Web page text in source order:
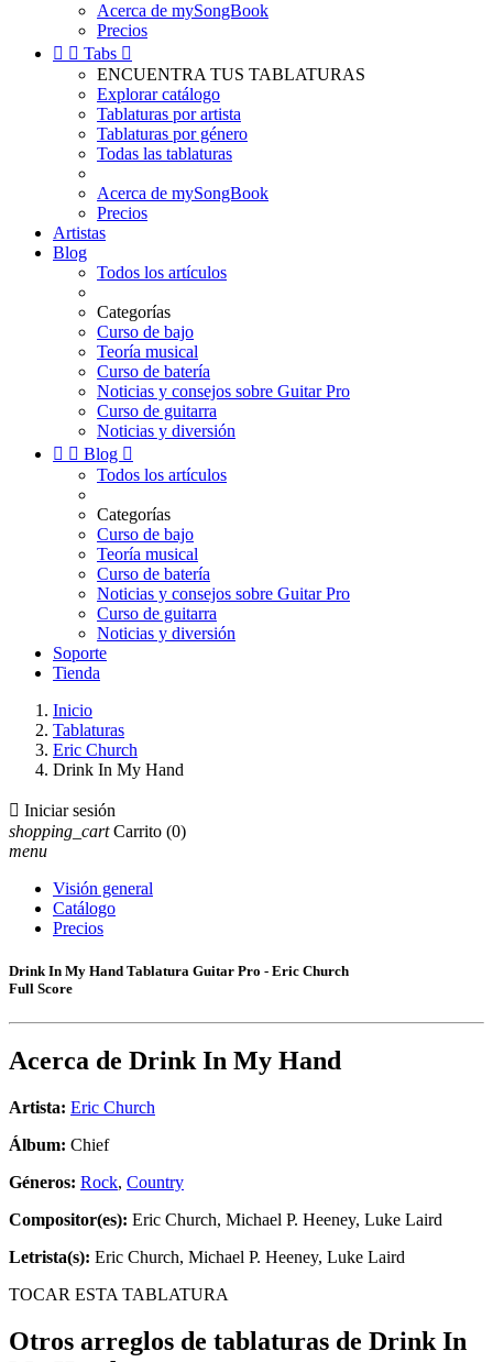
Acerca de mySongBook
Precios
  Tabs 
ENCUENTRA TUS TABLATURAS
Explorar catálogo
Tablaturas por artista
Tablaturas por género
Todas las tablaturas
Acerca de mySongBook
Precios
Artistas
Blog
Todos los artículos
Categorías
Curso de bajo
Teoría musical
Curso de batería
Noticias y consejos sobre Guitar Pro
Curso de guitarra
Noticias y diversión
  Blog 
Todos los artículos
Categorías
Curso de bajo
Teoría musical
Curso de batería
Noticias y consejos sobre Guitar Pro
Curso de guitarra
Noticias y diversión
Soporte
Tienda
Inicio
Tablaturas
Eric Church
Drink In My Hand
 Iniciar sesión
shopping_cart Carrito (0)
menu
Visión general
Catálogo
Precios
Drink In My Hand Tablatura Guitar Pro - Eric Church
Full Score
Acerca de Drink In My Hand
Artista: Eric Church
Álbum: Chief
Géneros: Rock, Country
Compositor(es): Eric Church, Michael P. Heeney, Luke Laird
Letrista(s): Eric Church, Michael P. Heeney, Luke Laird
TOCAR ESTA TABLATURA
Otros arreglos de tablaturas de Drink In